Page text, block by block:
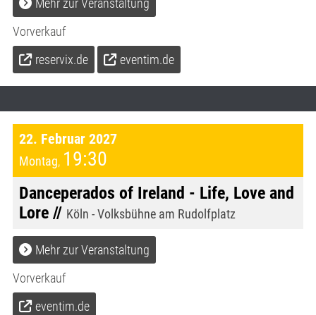
Mehr zur Veranstaltung
Vorverkauf
reservix.de
eventim.de
22. Februar 2027
Montag, 19:30
Danceperados of Ireland - Life, Love and
Lore // Köln - Volksbühne am Rudolfplatz
Mehr zur Veranstaltung
Vorverkauf
eventim.de